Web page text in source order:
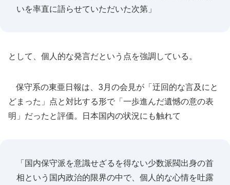
いを率直に語らせていただいた次第」
として、個人的な発言だという点を強調している。
保守系の東亜日報は、3月の会見が「迂回的な言及にと
どまった」点と対比する形で「一歩進んだ遺憾の意の表
明」だったと評価。日本国内の状況にも触れて
「国内保守派を意識せざるを得ない少数派閥出身の首
相という国内政治的限界の中で、個人的な心情を吐露